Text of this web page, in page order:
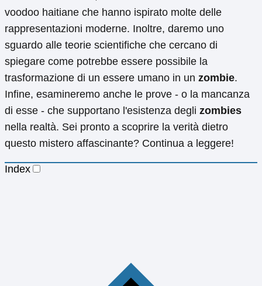
voodoo haitiane che hanno ispirato molte delle
rappresentazioni moderne. Inoltre, daremo uno
sguardo alle teorie scientifiche che cercano di
spiegare come potrebbe essere possibile la
trasformazione di un essere umano in un zombie.
Infine, esamineremo anche le prove - o la mancanza
di esse - che supportano l'esistenza degli zombies
nella realtà. Sei pronto a scoprire la verità dietro
questo mistero affascinante? Continua a leggere!
Index